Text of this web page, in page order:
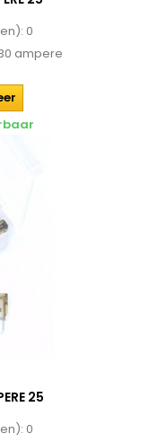
0
ampere
25
0